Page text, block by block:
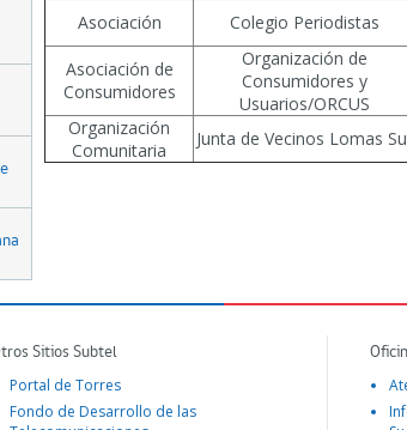
Asociación
Colegio Periodistas
Asociación de
Consumidores
Organización de
Consumidores y
Usuarios/ORCUS
Organización
Comunitaria
Junta de Vecinos Lomas
Sitios Subtel
Portal de Torres
Fondo de Desarrollo de las